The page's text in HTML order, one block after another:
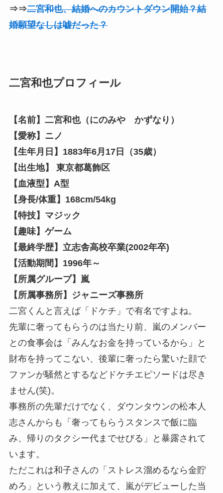
⇒⇒二宮和也、結婚へのカウントダウン開始？結
婚願望なしは嘘だった？
二宮和也プロフィール
【名前】二宮和也（にのみや かずなり）
【愛称】ニノ
【生年月日】1883年6月17日（35歳）
【出生地】 東京都葛飾区
【血液型】A型
【身長/体重】168cm/54kg
【特技】マジック
【趣味】ゲーム
【最終学歴】立志舎高校卒業(2002年卒)
【活動期間】1996年～
【所属グループ】嵐
【所属事務所】ジャニーズ事務所
二宮くんと言えば「 ドケチ 」で有名ですよね。
先輩に奢ってもらうのは当たり前、嵐のメンバー
との食事会は「みんなお金を持っているから」と
財布を持ってこない、後輩に奢ったら驚いた顔で
ファンが騒然とするなどドケチエピソードは尽き
ません(笑)。
事務所の先輩だけでなく、ダウンタウンの松本人
志さんからも「 奢ってもらうスタンスで飯に臨
み、帰りのタクシー代までせびる 」と暴露されて
います。
ただこれは和子さんの「ストレス溜めるなら金貯
めろ」という教えに加えて、嵐がデビューした当